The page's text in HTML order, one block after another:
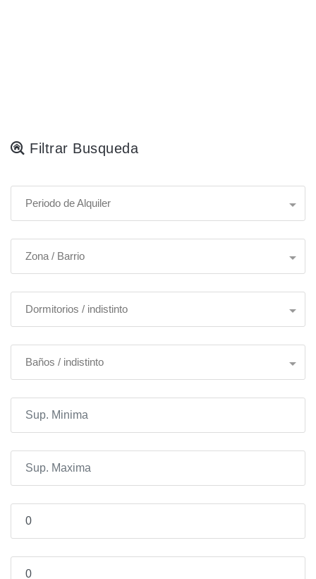
Filtrar Busqueda
Periodo de Alquiler
Zona / Barrio
Dormitorios / indistinto
Baños / indistinto